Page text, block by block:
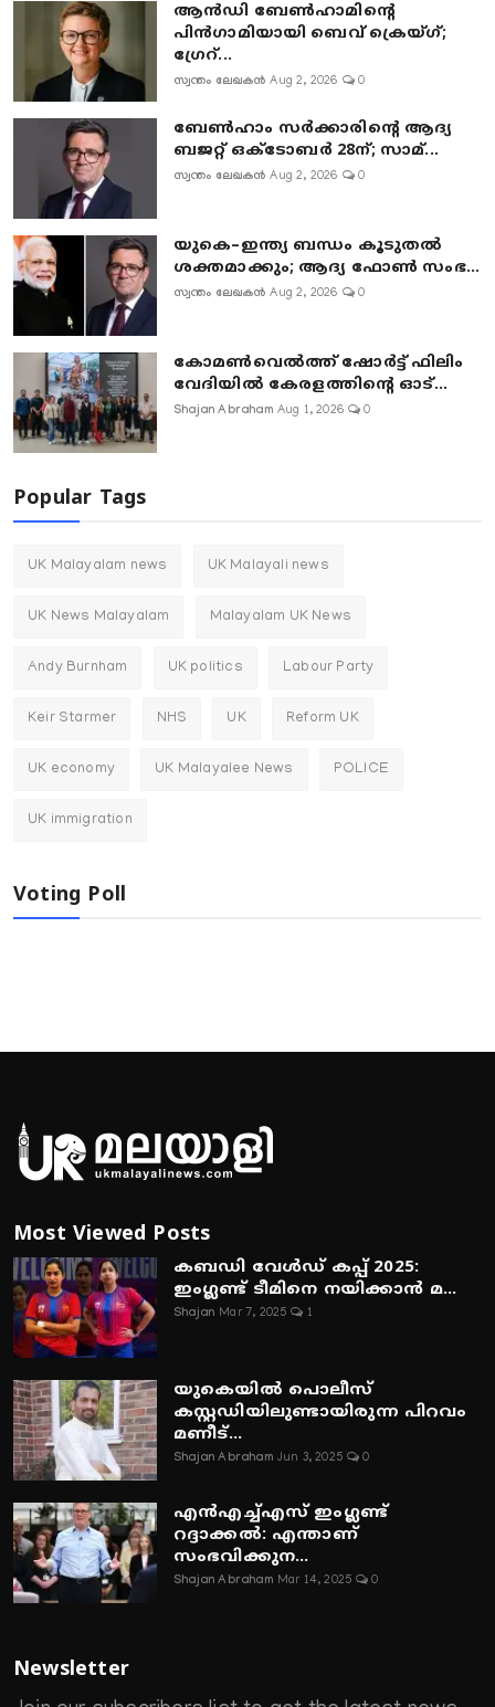
ആൻഡി ബേൺഹാമിന്റെ
പിൻഗാമിയായി ബെവ് ക്രെയ്ഗ്;
ഗ്രേറ്...
സ്വന്തം ലേഖകൻ Aug 2, 2026 0
ബേൺഹാം സർക്കാരിന്റെ ആദ്യ
ബജറ്റ് ഒക്ടോബർ 28ന്; സാമ്...
സ്വന്തം ലേഖകൻ Aug 2, 2026 0
യുകെ–ഇന്ത്യ ബന്ധം കൂടുതൽ
ശക്തമാക്കും; ആദ്യ ഫോൺ സംഭ...
സ്വന്തം ലേഖകൻ Aug 2, 2026 0
കോമൺവെൽത്ത് ഷോർട്ട് ഫിലിം
വേദിയിൽ കേരളത്തിന്റെ ഓട്...
Shajan Abraham Aug 1, 2026 0
Popular Tags
UK Malayalam news UK Malayali news
UK News Malayalam Malayalam UK News
Andy Burnham UK politics Labour Party
Keir Starmer NHS UK Reform UK
UK economy UK Malayalee News POLICE
UK immigration
Voting Poll
Most Viewed Posts
കബഡി വേൾഡ് കപ്പ് 2025:
ഇംഗ്ലണ്ട് ടീമിനെ നയിക്കാൻ മ...
Shajan Mar 7, 2025 1
യുകെയിൽ പൊലീസ്
കസ്റ്റഡിയിലുണ്ടായിരുന്ന പിറവം
മണീട്...
Shajan Abraham Jun 3, 2025 0
എൻഎച്ച്എസ് ഇംഗ്ലണ്ട്
റദ്ദാക്കൽ: എന്താണ്
സംഭവിക്കുന...
Shajan Abraham Mar 14, 2025 0
Newsletter